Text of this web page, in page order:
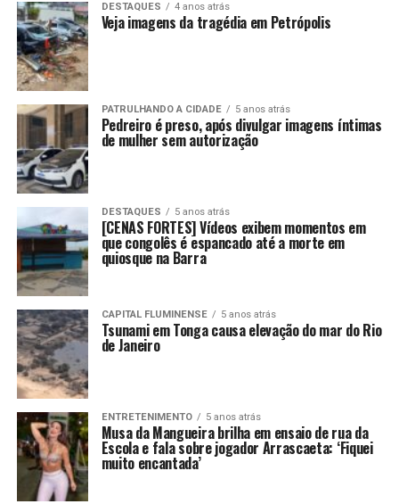
DESTAQUES 4 anos atrás
Veja imagens da tragédia em Petrópolis
PATRULHANDO A CIDADE 5 anos atrás
Pedreiro é preso, após divulgar imagens íntimas
de mulher sem autorização
DESTAQUES 5 anos atrás
[CENAS FORTES] Vídeos exibem momentos em
que congolês é espancado até a morte em
quiosque na Barra
CAPITAL FLUMINENSE 5 anos atrás
Tsunami em Tonga causa elevação do mar do Rio
de Janeiro
ENTRETENIMENTO 5 anos atrás
Musa da Mangueira brilha em ensaio de rua da
Escola e fala sobre jogador Arrascaeta: ‘Fiquei
muito encantada’